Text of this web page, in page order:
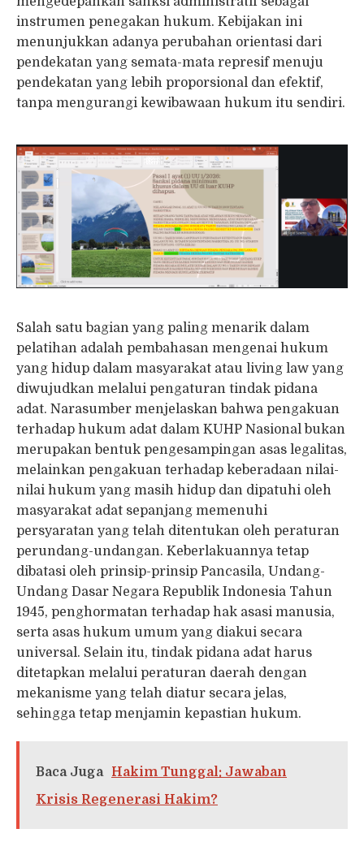
instrumen penegakan hukum. Kebijakan ini
menunjukkan adanya perubahan orientasi dari
pendekatan yang semata-mata represif menuju
pendekatan yang lebih proporsional dan efektif,
tanpa mengurangi kewibawaan hukum itu sendiri.
Salah satu bagian yang paling menarik dalam
pelatihan adalah pembahasan mengenai hukum
yang hidup dalam masyarakat atau living law yang
diwujudkan melalui pengaturan tindak pidana
adat. Narasumber menjelaskan bahwa pengakuan
terhadap hukum adat dalam KUHP Nasional bukan
merupakan bentuk pengesampingan asas legalitas,
melainkan pengakuan terhadap keberadaan nilai-
nilai hukum yang masih hidup dan dipatuhi oleh
masyarakat adat sepanjang memenuhi
persyaratan yang telah ditentukan oleh peraturan
perundang-undangan. Keberlakuannya tetap
dibatasi oleh prinsip-prinsip Pancasila, Undang-
Undang Dasar Negara Republik Indonesia Tahun
1945, penghormatan terhadap hak asasi manusia,
serta asas hukum umum yang diakui secara
universal. Selain itu, tindak pidana adat harus
ditetapkan melalui peraturan daerah dengan
mekanisme yang telah diatur secara jelas,
sehingga tetap menjamin kepastian hukum.
Baca Juga
Hakim Tunggal: Jawaban
Krisis Regenerasi Hakim?